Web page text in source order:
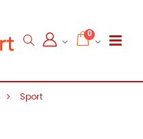
0
Sport